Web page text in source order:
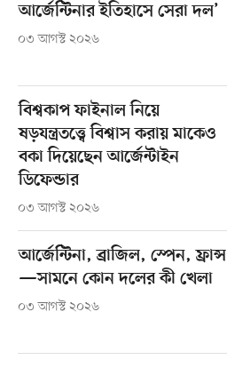
আর্জেন্টিনার ইতিহাসে সেরা দল’
০৩ আগস্ট ২০২৬
বিশ্বকাপ ফাইনাল নিয়ে
ষড়যন্ত্রতত্ত্বে বিশ্বাস করায় মাকেও
বকা দিয়েছেন আর্জেন্টাইন
ডিফেন্ডার
০৩ আগস্ট ২০২৬
আর্জেন্টিনা, ব্রাজিল, স্পেন, ফ্রান্স
—সামনে কোন দলের কী খেলা
০৩ আগস্ট ২০২৬